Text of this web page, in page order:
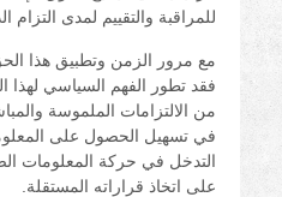
للمراقبة والتقييم لمدى التزام
مع مرور الزمن وتطبيق هذا
فقد تطور الفهم السياسي
من الالتزامات الملموسة
في تسهيل الحصول على
التدخل في حركة المعلومات
على اتخاذ قراراته المستقلة.